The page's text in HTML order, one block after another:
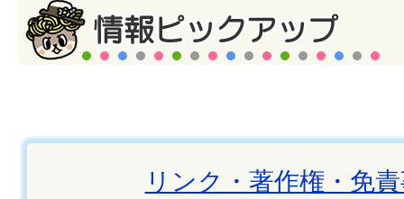
リンク・著作権・免